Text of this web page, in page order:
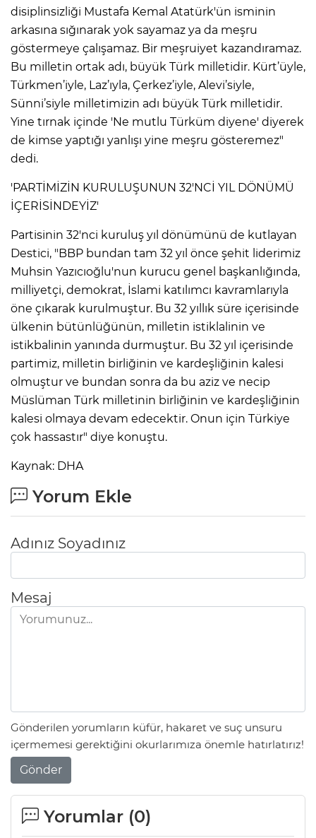
disiplinsizliği Mustafa Kemal Atatürk'ün isminin
arkasına sığınarak yok sayamaz ya da meşru
göstermeye çalışamaz. Bir meşruiyet kazandıramaz.
Bu milletin ortak adı, büyük Türk milletidir. Kürt’üyle,
Türkmen’iyle, Laz’ıyla, Çerkez’iyle, Alevi’siyle,
Sünni’siyle milletimizin adı büyük Türk milletidir.
Yine tırnak içinde 'Ne mutlu Türküm diyene' diyerek
de kimse yaptığı yanlışı yine meşru gösteremez"
dedi.
'PARTİMİZİN KURULUŞUNUN 32'NCİ YIL DÖNÜMÜ
İÇERİSİNDEYİZ'
Partisinin 32'nci kuruluş yıl dönümünü de kutlayan
Destici, "BBP bundan tam 32 yıl önce şehit liderimiz
Muhsin Yazıcıoğlu'nun kurucu genel başkanlığında,
milliyetçi, demokrat, İslami katılımcı kavramlarıyla
öne çıkarak kurulmuştur. Bu 32 yıllık süre içerisinde
ülkenin bütünlüğünün, milletin istiklalinin ve
istikbalinin yanında durmuştur. Bu 32 yıl içerisinde
partimiz, milletin birliğinin ve kardeşliğinin kalesi
olmuştur ve bundan sonra da bu aziz ve necip
Müslüman Türk milletinin birliğinin ve kardeşliğinin
kalesi olmaya devam edecektir. Onun için Türkiye
çok hassastır" diye konuştu.
Kaynak: DHA
Yorum Ekle
Adınız Soyadınız
Mesaj
Gönderilen yorumların küfür, hakaret ve suç unsuru
içermemesi gerektiğini okurlarımıza önemle hatırlatırız!
Gönder
Yorumlar (0)